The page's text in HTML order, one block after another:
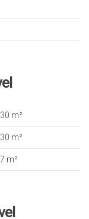
.30 m²
.30 m²
m²